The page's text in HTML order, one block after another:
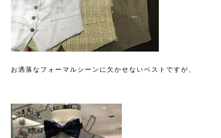
お洒落なフォーマルシーンに欠かせないベストですが、